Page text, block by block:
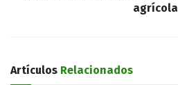
agrícola
Artículos Relacionados